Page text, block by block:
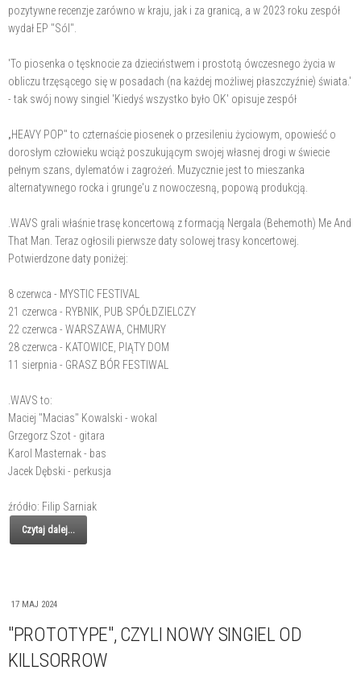
pozytywne recenzje zarówno w kraju, jak i za granicą, a w 2023 roku zespół
wydał EP "Sól".
'To piosenka o tęsknocie za dzieciństwem i prostotą ówczesnego życia w
obliczu trzęsącego się w posadach (na każdej możliwej płaszczyźnie) świata.'
- tak swój nowy singiel 'Kiedyś wszystko było OK' opisuje zespół
„HEAVY POP" to czternaście piosenek o przesileniu życiowym, opowieść o
dorosłym człowieku wciąż poszukującym swojej własnej drogi w świecie
pełnym szans, dylematów i zagrożeń. Muzycznie jest to mieszanka
alternatywnego rocka i grunge'u z nowoczesną, popową produkcją.
.WAVS grali właśnie trasę koncertową z formacją Nergala (Behemoth) Me And
That Man. Teraz ogłosili pierwsze daty solowej trasy koncertowej.
Potwierdzone daty poniżej:
8 czerwca - MYSTIC FESTIVAL
21 czerwca - RYBNIK, PUB SPÓŁDZIELCZY
22 czerwca - WARSZAWA, CHMURY
28 czerwca - KATOWICE, PIĄTY DOM
11 sierpnia - GRASZ BÓR FESTIWAL
.WAVS to:
Maciej "Macias" Kowalski - wokal
Grzegorz Szot - gitara
Karol Masternak - bas
Jacek Dębski - perkusja
źródło: Filip Sarniak
Czytaj dalej...
17 MAJ 2024
"PROTOTYPE", CZYLI NOWY SINGIEL OD
KILLSORROW